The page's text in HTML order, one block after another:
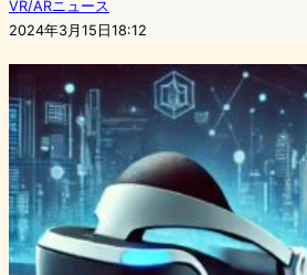
VR/ARニュース
2024年3月15日18:12